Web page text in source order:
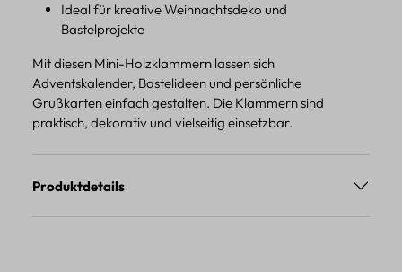
Ideal für kreative Weihnachtsdeko und
Bastelprojekte
Mit diesen Mini-Holzklammern lassen sich
Adventskalender, Bastelideen und persönliche
Grußkarten einfach gestalten. Die Klammern sind
praktisch, dekorativ und vielseitig einsetzbar.
Produktdetails